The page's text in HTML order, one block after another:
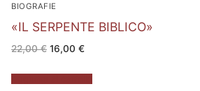
BIOGRAFIE
«IL SERPENTE BIBLICO»
22,00€ Il
prezzo
era:
22,00 €.
16,00 €Il
è:
16,00 €.